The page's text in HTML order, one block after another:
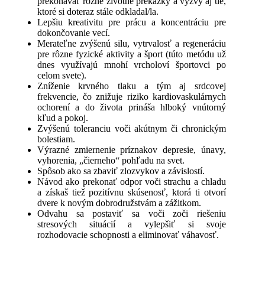
ktoré si doteraz stále odkladal/la.
Lepšiu kreativitu pre prácu a koncentráciu pre
dokončovanie vecí.
Merateľne zvýšenú silu, vytrvalosť a regeneráciu
pre rôzne fyzické aktivity a šport (túto metódu už
dnes využívajú mnohí vrcholoví športovci po
celom svete).
Zníženie krvného tlaku a tým aj srdcovej
frekvencie, čo znižuje riziko kardiovaskulárnych
ochorení a do života prináša hlboký vnútorný
kľud a pokoj.
Zvýšenú toleranciu voči akútnym či chronickým
bolestiam.
Výrazné zmiernenie príznakov depresie, únavy,
vyhorenia, „čierneho“ pohľadu na svet.
Spôsob ako sa zbaviť zlozvykov a závislostí.
Návod ako prekonať odpor voči strachu a chladu
a získaš tiež pozitívnu skúsenosť, ktorá ti otvorí
dvere k novým dobrodružstvám a zážitkom.
Odvahu sa postaviť sa voči zoči riešeniu
stresových situácií a vylepšiť si svoje
rozhodovacie schopnosti a eliminovať váhavosť.